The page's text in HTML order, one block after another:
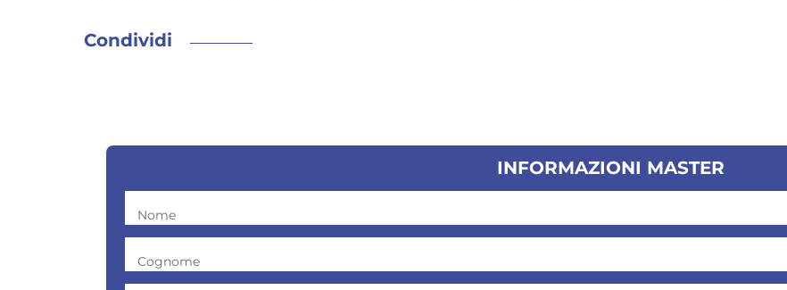
Condividi
INFORMAZIONI MASTER
Nome
Cognome